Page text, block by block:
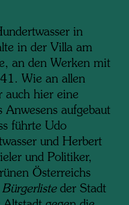
in
in der Villa am
an den Werken mit
Wie an allen
auch hier eine
Anwesens aufgebaut
führte Udo
und Herbert
und Politiker,
Österreichs
Bürgerlisteder Stadt